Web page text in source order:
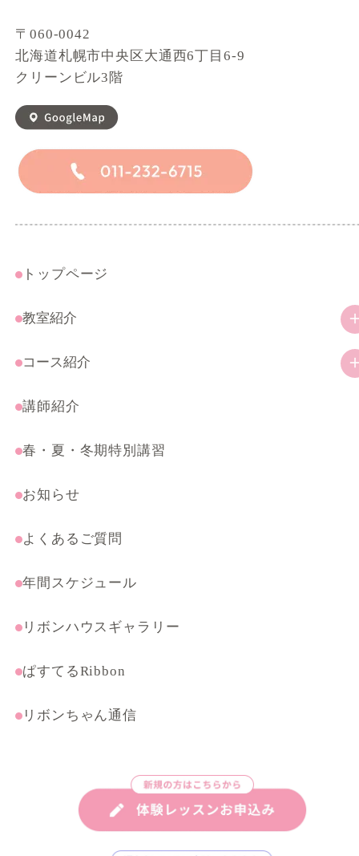
〒060-0042
北海道札幌市中央区大通西6丁目6-9
クリーンビル3階
トップページ
教室紹介
教室の特徴
アクセス
コース紹介
幼児・小学生コース
受験・特別コース
まんがテクニック応用講座
講師紹介
春・夏・冬期特別講習
お知らせ
よくあるご質問
年間スケジュール
リボンハウスギャラリー
ぱすてるRibbon
リボンちゃん通信